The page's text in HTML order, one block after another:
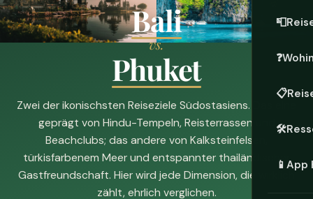
📮
❓
📋
🛠️
📱 App
Bali
vs.
Phuket
Zwei der ikonischsten Reiseziele Südostasiens. Das eine
geprägt von Hindu-Tempeln, Reisterrassen und
Beachclubs; das andere von Kalksteinfelsen,
türkisfarbenem Meer und entspannter thailändischer
Gastfreundschaft. Hier wird jede Dimension, die wirklich
zählt, ehrlich verglichen.